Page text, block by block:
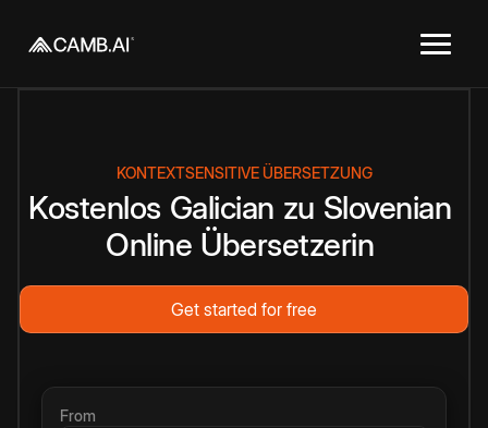
KONTEXTSENSITIVE ÜBERSETZUNG
Kostenlos Galician zu Slovenian
Online Übersetzerin
Get started for free
From